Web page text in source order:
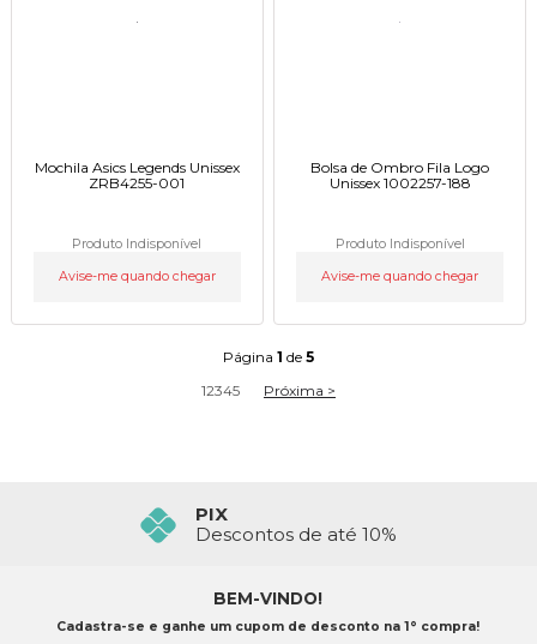
Mochila Asics Legends Unissex
ZRB4255-001
Produto Indisponível
Avise-me quando chegar
Bolsa de Ombro Fila Logo
Unissex 1002257-188
Produto Indisponível
Avise-me quando chegar
Página 1 de 5
12345 Próxima >
PIX
Descontos de até 10%
FRETE GRÁTIS ACIMA 399,90
Confira o Regulamento
BEM-VINDO!
Cadastra-se e ganhe um cupom de desconto na 1° compra!